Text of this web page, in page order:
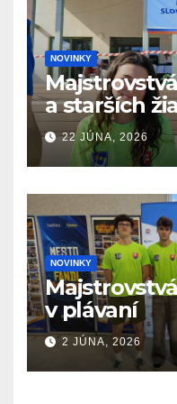
NOVINKY
a starších
19.6. –
22 JÚNA, 2026
NOVINKY
v plávaní
2 JÚNA, 2026